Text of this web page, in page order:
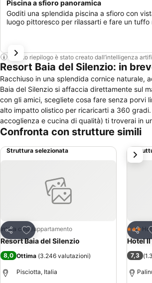
Piscina a sfioro panoramica
Goditi una splendida piscina a sfioro con
luogo pittoresco per rilassarti e fare un tuffo
Questo riepilogo è stato creato dall’intelligenza
Resort Baia del Silenzio: in
Racchiuso in una splendida cornice naturale,
Baia del Silenzio si affaccia direttamente sul
con gli amici, scegliete cosa fare senza porvi
alto impatto olistico per ricaricarti a 360
accoglienza e cucina di qualità) ti troverai in
musicisti del relax per ritemprare il tuo corpo,
Confronta con strutture simili
Struttura selezionata
Condividi
Aggiungi ai preferiti
Intera casa/appartamento
Resort Baia del Silenzio
8,0 Ottima (3.246 valutazioni)
Pisciotta, Italia
3 Stelle
Hotel
7,3 (